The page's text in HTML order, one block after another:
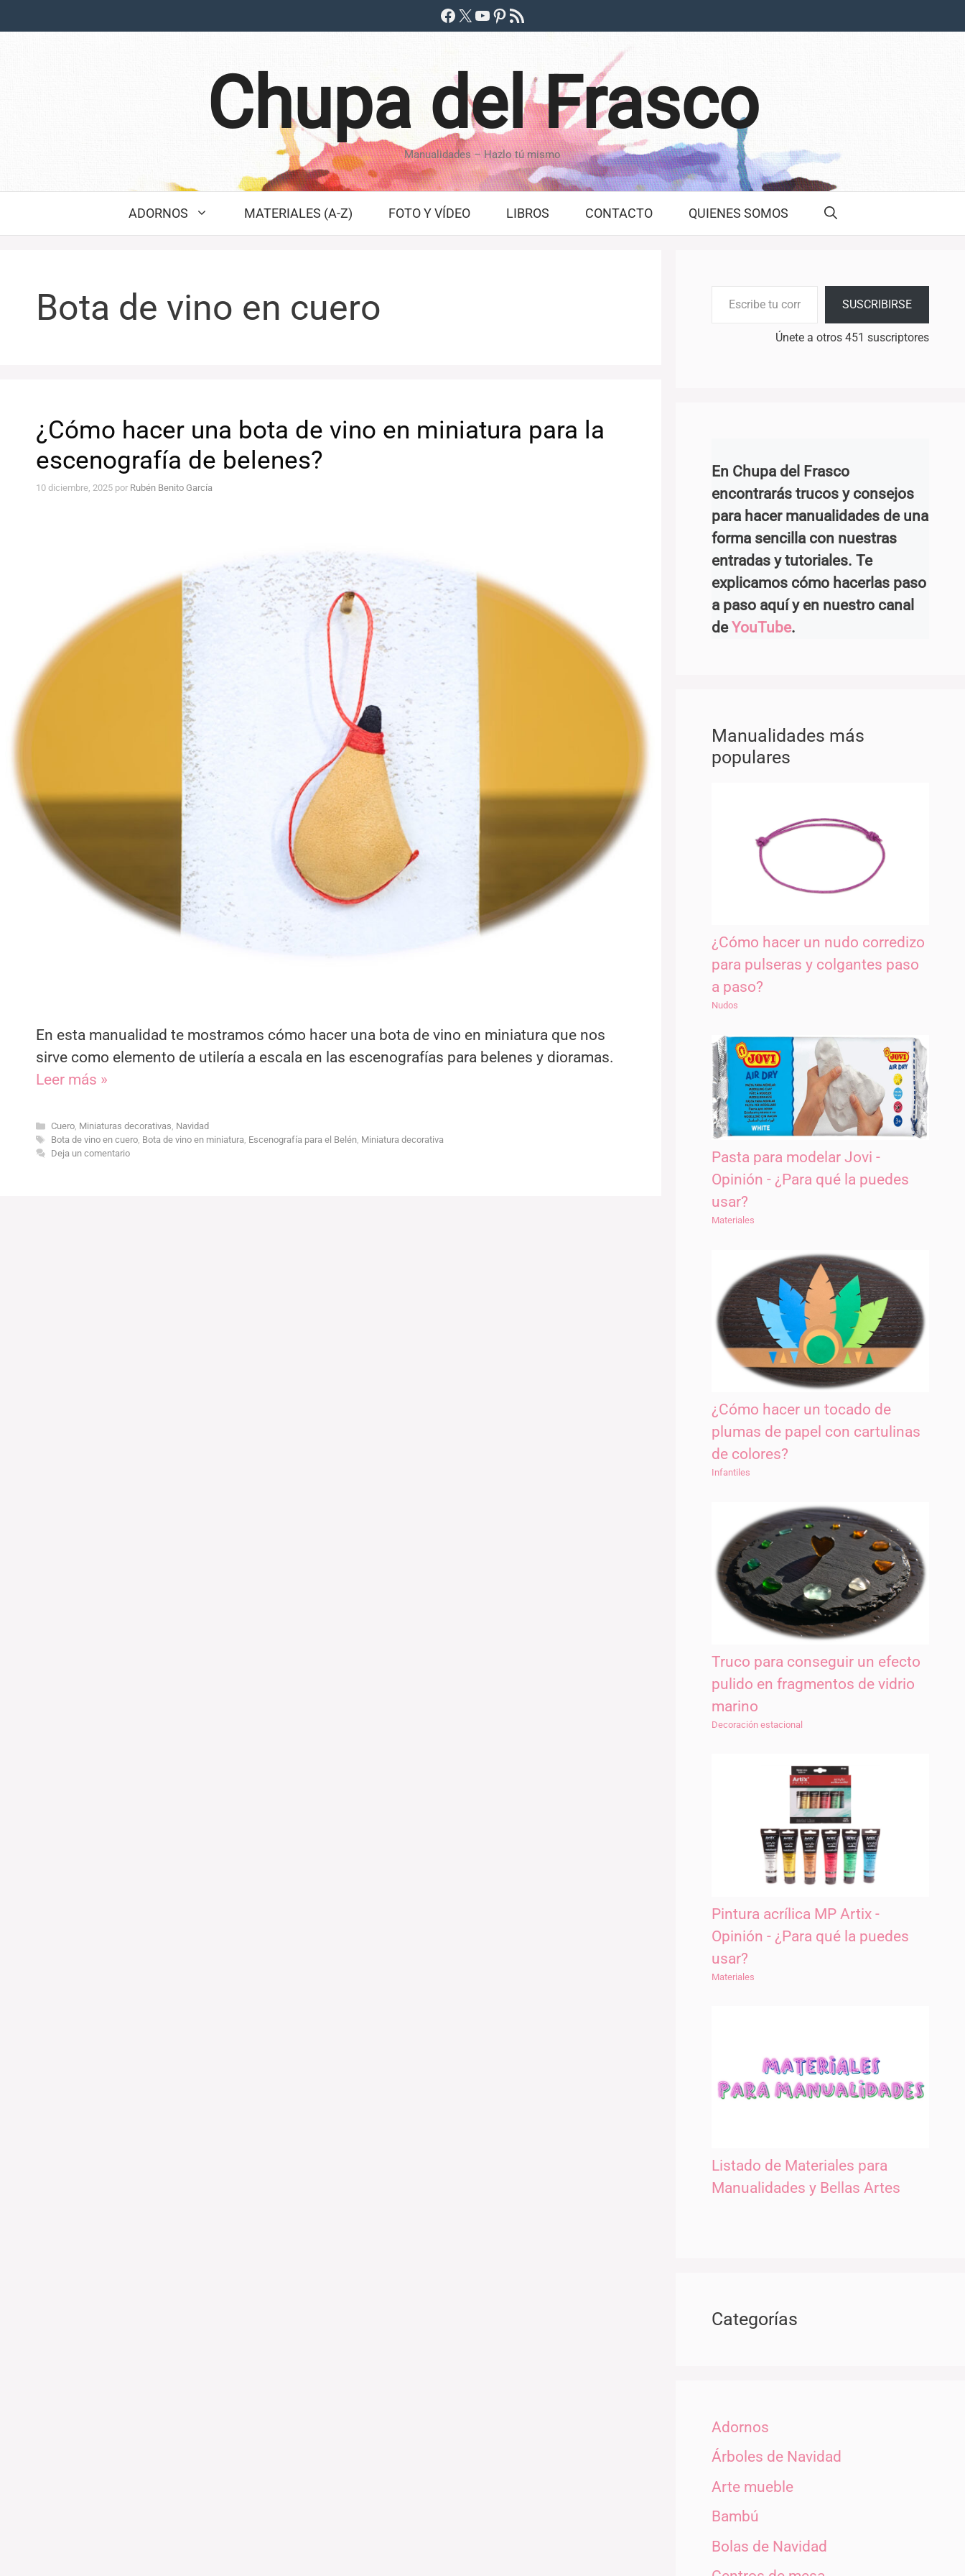
al
Facebook
X YouTube
Pinterest
Feed RSS
Chupa del Frasco
Manualidades – Hazlo tú mismo
ADORNOS MATERIALES (A-Z) FOTO Y VÍDEO LIBROS CONTACTO QUIENES SOMOS
Bota de vino en cuero
¿Cómo hacer una bota de vino en miniatura para la
escenografía de belenes?
10 diciembre, 2025 por Rubén Benito García
En esta manualidad te mostramos cómo hacer una bota de vino en miniatura que nos
sirve como elemento de utilería a escala en las escenografías para belenes y dioramas.
Leer más »
Categorías
Cuero, Miniaturas decorativas Navidad
Etiquetas
Bota de vino en cuero, Bota de vino en miniatura Escenografía para el Belén, Miniatura decorativa
Deja un comentario
SUSCRIBIRSE
Únete a otros 451 suscriptores
En Chupa del Frasco
encontrarás trucos y consejos
para hacer manualidades de una
forma sencilla con nuestras
entradas y tutoriales. Te
explicamos cómo hacerlas paso
a paso aquí y en nuestro canal
deYouTube.
Manualidades más
populares
¿Cómo hacer un nudo corredizo
para pulseras y colgantes paso
a paso?
Nudos
Pasta para modelar Jovi -
Opinión - ¿Para qué la puedes
usar?
Materiales
¿Cómo hacer un tocado de
plumas de papel con cartulinas
de colores?
Infantiles
Truco para conseguir un efecto
pulido en fragmentos de vidrio
marino
Decoración estacional
Pintura acrílica MP Artix -
Opinión - ¿Para qué la puedes
usar?
Materiales
Listado de Materiales para
Manualidades y Bellas Artes
Categorías
Adornos
Árboles de Navidad
Arte mueble
Bambú
Bolas de Navidad